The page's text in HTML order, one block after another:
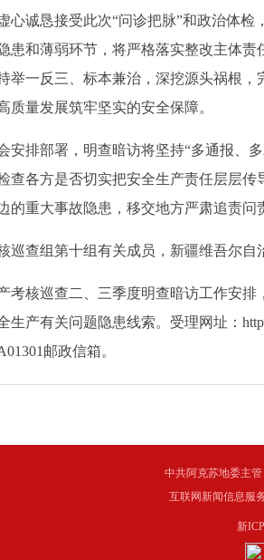
心诚恳接受此次“问诊把脉”和政治体
患和薄弱环节，将严格落实整改主体
举一反三、标本兼治，深挖源头祸根
质量发展筑牢坚实的安全保障。
排部署，明查暗访将坚持“多通报、多
查各方是否切实把安全生产责任层层
的重大事故隐患，移交地方严肃追责
查组第十组有关成员，新疆维吾尔自
核巡查二、三季度明查暗访工作安排
生产有关问题隐患线索。受理网址：
邮政信箱。
中共阿克苏地委主
互联网新闻信息服
新